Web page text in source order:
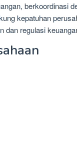
berkoordinasi
kepatuhan
dan regulasi